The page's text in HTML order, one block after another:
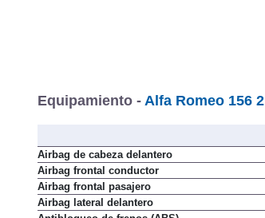
Equipamiento - Alfa Romeo 156
Airbag de cabeza delantero
Airbag frontal conductor
Airbag frontal pasajero
Airbag lateral delantero